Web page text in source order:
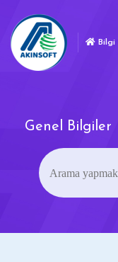
Bilgi
Genel Bilgiler